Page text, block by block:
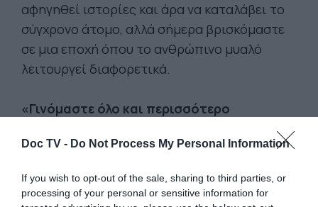
Doc TV - Do Not Process My Personal Information
If you wish to opt-out of the sale, sharing to third parties, or
processing of your personal or sensitive information for
αφηγηθεί ιστορίες και άρα να καταλάβει το
σύγχρονο άτομο, αλλά σήμερα βρισκόμαστε
σε μια εποχή όπου το ανθρώπινο μυαλό
λειτουργεί διαφορετικά.
«Γινόμαστε όλο και περισσότερο
ποτέ:συχνά, μάλιστα, κοιτάμε δύο
αλλάζει την αντίληψή μας, το μυαλό μας